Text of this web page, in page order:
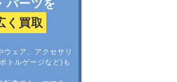
パーツを
く買取
ウェア、アクセサリ
トルゲージなど)も